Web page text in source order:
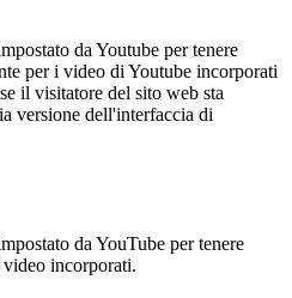
da Youtube per tenere
per i video di Youtube incorporati
il visitatore del sito web sta
versione dell'interfaccia di
da YouTube per tenere
incorporati.